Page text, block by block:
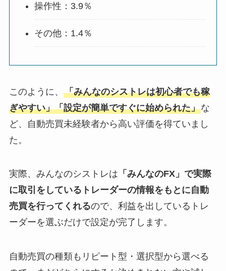
操作性：3.9％
その他：1.4％
このように、 「みんなのシストレは初心者でも稼
ぎやすい」「設定が簡単ですぐに始められた」な
ど、自動売買未経験者から高い評価を得ていまし
た。
実際、みんなのシストレは 「みんなのFX」で実際
に取引をしているトレーダーの情報をもとに自動
売買を行ってくれるので、利益を出しているトレ
ーダーを選ぶだけで設定が完了します。
自動売買の種類もリピート型・選択型から選べる